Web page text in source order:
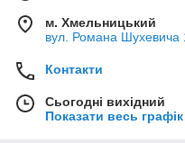
м. Хмельницький
вул. Романа Шухевича
Контакти
Сьогодні вихідний
Показати весь